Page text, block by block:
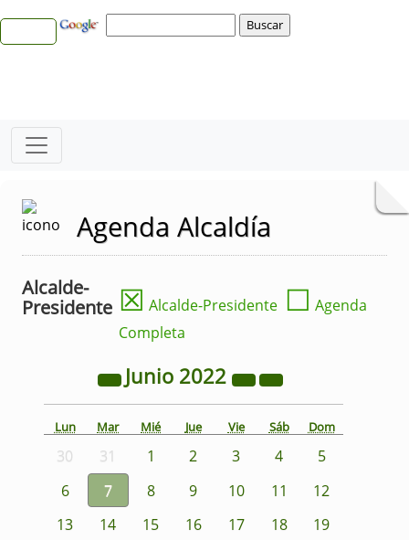
Agenda Alcaldía
Alcalde-
Presidente ☒ Alcalde-Presidente ☐ Agenda
Completa
Junio 2022
Lun Mar Mié Jue Vie Sáb Dom
30 31 1 2 3 4
5
6
7 8 9 10 11
12
13
14 15 16 17 18
19